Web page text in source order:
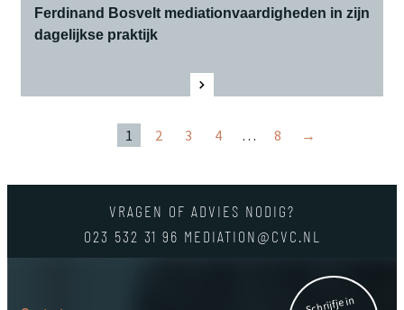
Ferdinand Bosvelt mediationvaardigheden in zijn
dagelijkse praktijk
1 2 3 4 … 8 →
VRAGEN OF ADVIES NODIG?
023 532 31 96 MEDIATION@CVC.NL
Schrijf je in